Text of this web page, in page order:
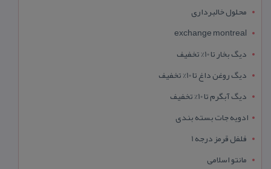
محلول خالبرداری
exchange montreal
دیگ بخار تا 10% تخفیف
دیگ روغن داغ تا 10% تخفیف
دیگ آبگرم تا 10% تخفیف
ادویه جات بسته بندی
فلفل قرمز درجه 1
مانتو اسلامی